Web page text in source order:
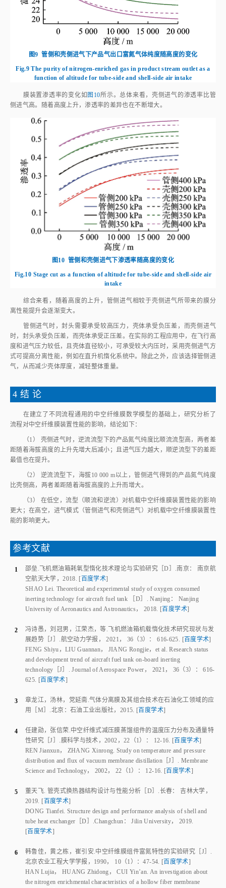
图9 管侧和壳侧进气下产品气出口富氮气体纯度随高度的变化
Fig.9 The purity of nitrogen-enriched gas in product stream outlet as a
function of altitude for tube-side and shell-side air intake
膜装置渗透率的变化如 图10所示。总体来看，壳侧进气的渗透率比管
侧进气高。随着高度上升，渗透率的差异也在不断增大。
图10 管侧和壳侧进气下渗透率随高度的变化
Fig.10 Stage cut as a function of altitude for tube-side and shell-side air
intake
综合来看，随着高度的上升，管侧进气相较于壳侧进气所带来的膜分
离性能提升会逐渐变大。
管侧进气时，封头需要承受较高压力，壳体承受负压差，而壳侧进气
时，封头承受负压差，而壳体承受正压差。在实际的工程应用中，在飞行高
度和进气压力较低，且壳体直径较小，可承受较大内压时，采用壳侧进气方
式可提高分离性能，例如在直升机惰化系统中。除此之外，应该选择管侧进
气，从而减少壳体厚度，减轻整体重量。
4 结 论
在建立了不同流程通用的中空纤维膜数学模型的基础上，研究分析了
流程对中空纤维膜装置性能的影响，结论如下：
（1） 壳侧进气时，逆流流型下的产品氮气纯度比顺流流型高，两者差
距随着海拔高度的上升先增大后减小；且进气压力越大，顺逆流型下的差距
最值也在提升。
（2） 逆流流型下，海拔10 000 m以上，管侧进气得到的产品氮气纯度
比壳侧高，两者差距随着海拔高度的上升而增大。
（3） 在低空，流型（顺流和逆流）对机载中空纤维膜装置性能的影响
更大；在高空，进气模式（管侧进气和壳侧进气）对机载中空纤维膜装置性
能的影响更大。
参考文献
1 邵垒 . 飞机燃油箱耗氧型惰化技术理论与实验研究［D］.南京： 南京航
空航天大学 ，2018. [ 百度学术]
SHAO Lei. Theoretical and experimental study of oxygen consumed
inerting technology for aircraft fuel tank ［D］. Nanjing ： Nanjing
University of Aeronautics and Astronautics， 2018. [百度学术]
2 冯诗愚 ，刘冠男 ， 江荣杰，等. 飞机燃油箱机载惰化技术研究现状与发
展趋势 ［J］.航空动力学报 ，2021 ， 36 （3）：616-625. [百度学术]
FENG Shiyu ， LIU Guannan， JIANG Rongjie， et al.Research status
and development trend of aircraft fuel tank on-board inerting
technology ［J］.Journal of Aerospace Power ， 2021 ， 36 （3）：616-
625. [百度学术]
3 章龙江，汤林， 党延斋.气体分离膜及其组合技术在石油化工领域的应
用
［M］.北京 ： 石油工业出版社， 2015. [百度学术]
4 任建勋 ， 张信荣.中空纤维式减压膜蒸馏组件的温度压力分布及通量特
性研究 ［J］.膜科学与技术 ，2002 ， 22 （1）： 12-16. [百度学术]
REN Jianxun， ZHANG Xinrong.Study on temperature and pressure
distribution and flux of vacuum membrane distillation ［J］. Membrane
Science and Technology， 2002， 22 （1）： 12-16. [百度学术]
5 董天飞. 管壳式换热器结构设计与性能分析 ［D］.长春：吉林大学 ，
2019. [ 百度学术]
DONG Tianfei.Structure design and performance analysis of shell and
tube heat exchanger ［D］.Changchun ：Jilin University， 2019.
[百度学术]
6 韩鲁佳，黄之栋 ， 崔引安.中空纤维膜组件富氮特性的实验研究 ［J］.
北京农业工程大学学报 ， 1990， 10（1 ）：47-54. [百度学术]
HAN Lujia， HUANG Zhidong ，CUI Yin’an. An investigation about
the nitrogen enrichmental characteristics of a hollow fiber membrane